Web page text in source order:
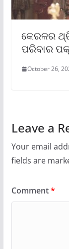
କେରଳର
ପରିବାର
October 26,
Leave a
Your email
fields are
Comment*